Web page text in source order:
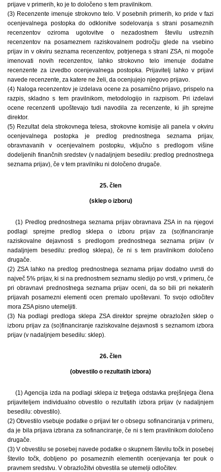
prijave v primerih, ko je to določeno s tem pravilnikom.
(3) Recenzente imenuje strokovno telo. V posebnih primerih, ko pride v fazi
ocenjevalnega postopka do odklonitve sodelovanja s strani posameznih
recenzentov oziroma ugotovitve o nezadostnem številu ustreznih
recenzentov na posameznem raziskovalnem področju glede na vsebino
prijav in v okviru seznama recenzentov, potrjenega s strani ZSA, ni mogoče
imenovati novih recenzentov, lahko strokovno telo imenuje dodatne
recenzente za izvedbo ocenjevalnega postopka. Prijavitelj lahko v prijavi
navede recenzente, za katere ne želi, da ocenjujejo njegovo prijavo.
(4) Naloga recenzentov je izdelava ocene za posamično prijavo, prispelo na
razpis, skladno s tem pravilnikom, metodologijo in razpisom. Pri izdelavi
ocene recenzenti upoštevajo tudi navodila za recenzente, ki jih sprejme
direktor.
(5) Rezultat dela strokovnega telesa, strokovne komisije ali panela v okviru
ocenjevalnega postopka je predlog prednostnega seznama prijav,
obravnavanih v ocenjevalnem postopku, vključno s predlogom višine
dodeljenih finančnih sredstev (v nadaljnjem besedilu: predlog prednostnega
seznama prijav), če v tem pravilniku ni določeno drugače.
25. člen
(sklep o izboru)
(1) Predlog prednostnega seznama prijav obravnava ZSA in na njegovi
podlagi sprejme predlog sklepa o izboru prijav za (so)financiranje
raziskovalne dejavnosti s predlogom prednostnega seznama prijav (v
nadaljnjem besedilu: predlog sklepa), če ni s tem pravilnikom določeno
drugače.
(2) ZSA lahko na predlog prednostnega seznama prijav dodatno uvrsti do
največ 5% prijav, ki si na prednostnem seznamu sledijo po vrsti, v primeru, če
pri obravnavi prednostnega seznama prijav oceni, da so bili pri nekaterih
prijavah posamezni elementi ocen premalo upoštevani. To svojo odločitev
mora ZSA pisno utemeljiti.
(3) Na podlagi predloga sklepa ZSA direktor sprejme obrazložen sklep o
izboru prijav za (so)financiranje raziskovalne dejavnosti s seznamom izbora
prijav (v nadaljnjem besedilu: sklep).
26. člen
(obvestilo o rezultatih izbora)
(1) Agencija izda na podlagi sklepa iz tretjega odstavka prejšnjega člena
prijaviteljem individualno obvestilo o rezultatih izbora prijav (v nadaljnjem
besedilu: obvestilo).
(2) Obvestilo vsebuje podatke o prijavi ter o obsegu sofinanciranja v primeru,
da je bila prijava izbrana za sofinanciranje, če ni s tem pravilnikom določeno
drugače.
(3) V obvestilu se posebej navede podatke o skupnem številu točk in posebej
število točk, dobljeno po posameznih elementih ocenjevanja ter pouk o
pravnem sredstvu. V obrazložitvi obvestila se utemelji odločitev.